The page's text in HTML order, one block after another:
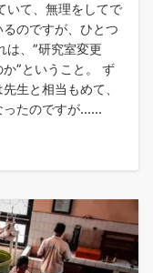
いて、無理をしてで
のですが、ひとつ
は、”研究室変更
か”ということ。 ず
生と相当もめて、
たのですが......